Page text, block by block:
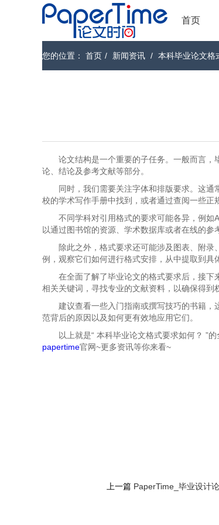
首页
您的位置： 首页 / 新闻资讯 / 本科毕业论文格
论文结构是一个重要的子任务。一般而言
论、结论及参考文献等部分。
同时，我们需要关注字体和排版要求。这
校的学术写作手册中找到，或者通过查阅一些正
不同学科对引用格式的要求可能各异，例
以通过图书馆的资源、学术数据库或者在线的参
除此之外，格式要求还可能涉及图表、附
例，观察它们如何进行格式安排，从中提取到具
在全面了解了毕业论文的格式要求后，接
相关关键词，寻找专业的文献资料，以确保得到
建议查看一些入门指南或撰写技巧的书籍
范背后的原因以及如何更有效地应用它们。
以上就是“ 本科毕业论文格式要求如何？ ”
papertime官网~更多资讯等你来看~
上一篇 PaperTime_毕业设计